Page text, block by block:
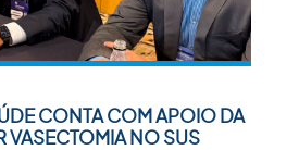
CONTA COM APOIO DA
VASECTOMIA NO SUS